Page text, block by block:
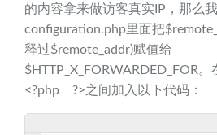
的内容拿来做访客真实IP，那么
configuration.php里面把
释过$remote_addr)赋值给
$HTTP_X_FORWARDED_FOR
<?php ?>之间加入以下代码：